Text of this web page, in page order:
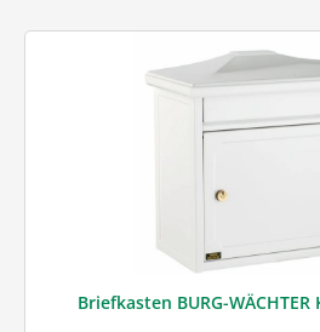
Briefkasten BURG-WÄCHTER